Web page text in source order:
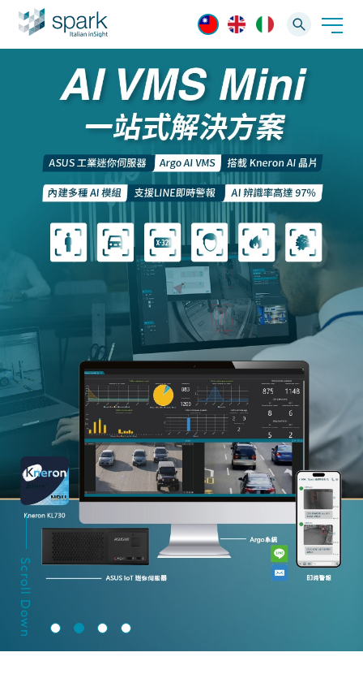
解決方案
產業應用
產品資訊
AI 影像管理軟體
AI VMS 影像管理平台
AI 一站式解決方案
輕量化監控(16-32路)
大範圍監控(64-256路)
IP網路攝影機
Spark攝影機
Omnieye攝影機
最新消息
產品詳情
預約展示
了解更多
產品詳情
預約展示
Scroll Down